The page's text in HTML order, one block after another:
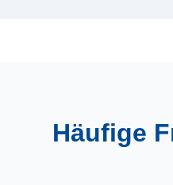
Häufige